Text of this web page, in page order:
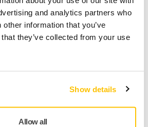
and analytics partners who
information that you’ve
they’ve collected from your use
Show details
Allow all
consistente e corte rápido, o novo
eficiente e sem esforço para
de superfície rígida. Os grãos
úmido e compostos polidores